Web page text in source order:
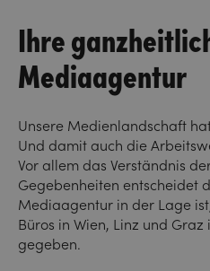
Ihre
Mediaagentur
Unsere Medienlandschaft
Und damit auch die
Vor allem das Verständnis
Gegebenheiten entscheidet
Mediaagentur in der Lage
Büros in Wien, Linz und
gegeben.